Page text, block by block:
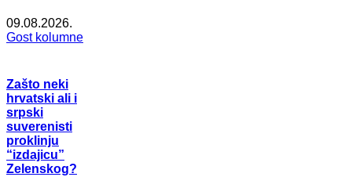
09.08.2026.
Gost kolumne
Zašto neki
hrvatski ali i
srpski
suverenisti
proklinju
“izdajicu”
Zelenskog?